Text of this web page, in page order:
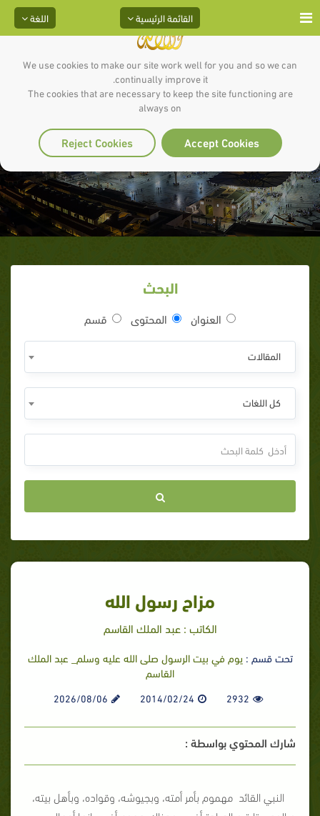
We use cookies to make our site work well for you and so we can
continually improve it.
The cookies that are necessary to keep the site functioning are
always on
Accept Cookies
Reject Cookies
اللغة القائمة الرئيسية
مزاح رسول الله
البحث
العنوان المحتوى قسم
المقالات
كل اللغات
مزاح رسول الله
الكاتب : عبد الملك القاسم
تحت قسم : يوم في بيت الرسول صلى الله عليه وسلم_ عبد الملك
القاسم
2932
2014/02/24
2026/08/06
شارك المحتوي بواسطة :
النبي القائد مهموم بأمر أمته، وبجيوشه، وقواده، وبأهل بيته،